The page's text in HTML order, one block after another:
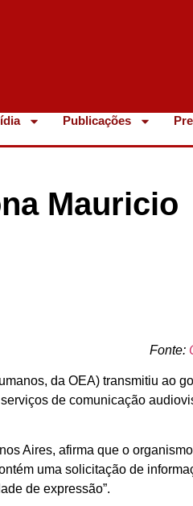
Publicações
Mauricio
Fonte:
da OEA) transmitiu ao
de comunicação
Aires, afirma que o
uma solicitação de
de expressão”.